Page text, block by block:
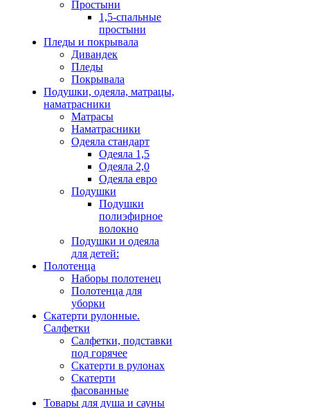
Простыни
1,5-спальные
простыни
Пледы и покрывала
Дивандек
Пледы
Покрывала
Подушки, одеяла, матрацы,
наматрасники
Матрасы
Наматрасники
Одеяла стандарт
Одеяла 1,5
Одеяла 2,0
Одеяла евро
Подушки
Подушки
полиэфирное
волокно
Подушки и одеяла
для детей:
Полотенца
Наборы полотенец
Полотенца для
уборки
Скатерти рулонные.
Салфетки
Салфетки, подставки
под горячее
Скатерти в рулонах
Скатерти
фасованные
Товары для душа и сауны